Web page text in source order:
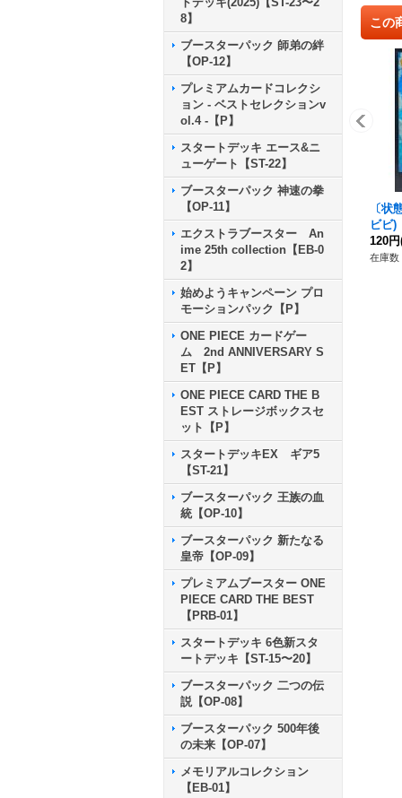
8】
ブースターパック 師弟の絆
【OP-12】
プレミアムカードコレクシ
ョン - ベストセレクションv
ol.4 -【P】
スタートデッキ エース&ニ
ューゲート【ST-22】
ブースターパック 神速の拳
【OP-11】
エクストラブースター An
ime 25th collection【EB-0
2】
始めようキャンペーン プロ
モーションパック【P】
ONE PIECE カードゲー
ム 2nd ANNIVERSARY S
ET【P】
ONE PIECE CARD THE B
EST ストレージボックスセ
ット【P】
スタートデッキEX ギア5
【ST-21】
ブースターパック 王族の血
統【OP-10】
ブースターパック 新たなる
皇帝【OP-09】
プレミアムブースター ONE
PIECE CARD THE BEST
【PRB-01】
スタートデッキ 6色新スタ
ートデッキ【ST-15〜20】
ブースターパック 二つの伝
説【OP-08】
ブースターパック 500年後
の未来【OP-07】
メモリアルコレクション
【EB-01】
この
〔状
ビビ)
120円
在庫数